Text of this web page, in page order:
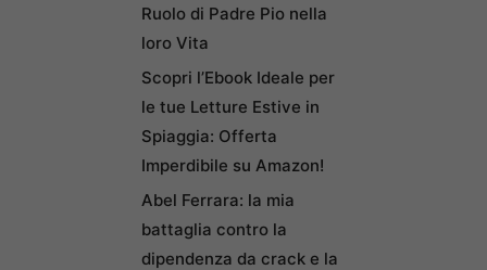
Ruolo di Padre Pio nella
loro Vita
Scopri l’Ebook Ideale per
le tue Letture Estive in
Spiaggia: Offerta
Imperdibile su Amazon!
Abel Ferrara: la mia
battaglia contro la
dipendenza da crack e la